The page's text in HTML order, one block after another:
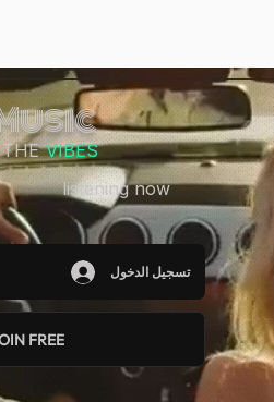
THEVIBES
listening now
تسجيل الدخول
FREE